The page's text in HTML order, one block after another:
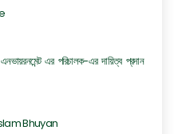
এর পরিচালক-এর দায়িত্ব প্রদান
Bhuyan